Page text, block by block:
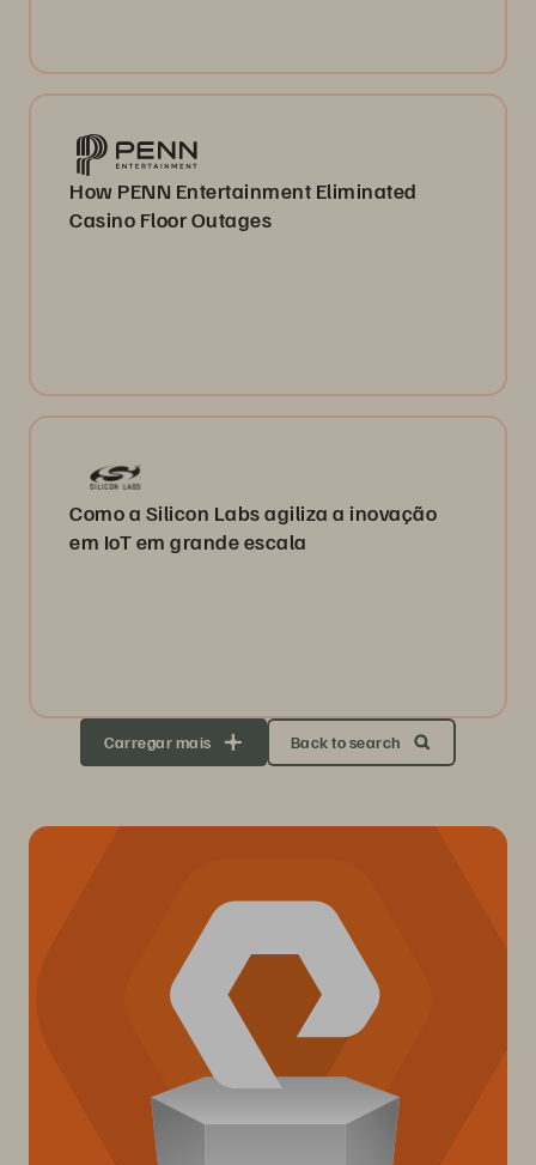
How PENN Entertainment Eliminated
Casino Floor Outages
Como a Silicon Labs agiliza a inovação
em IoT em grande escala
Carregar mais Back to search